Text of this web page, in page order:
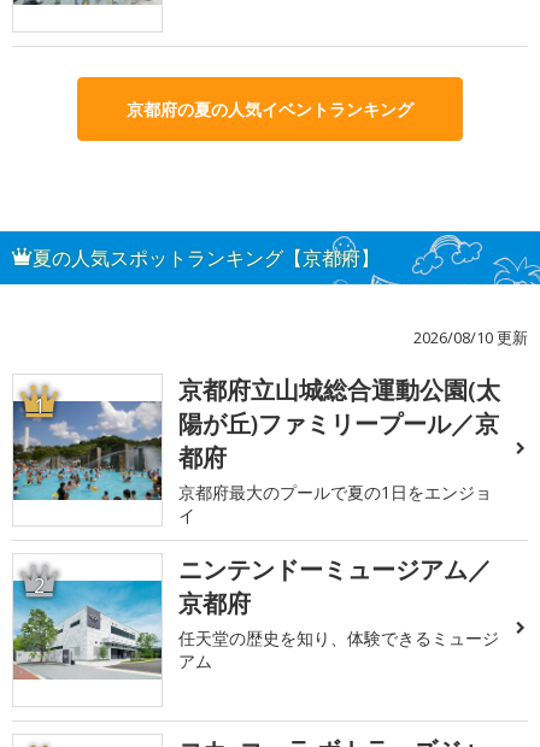
京都府の夏の人気イベントランキング
夏の人気スポットランキング【京都府】
2026/08/10 更新
1
京都府立山城総合運動公園(太
陽が丘)ファミリープール／京
都府
京都府最大のプールで夏の1日をエンジョ
イ
2
ニンテンドーミュージアム／
京都府
任天堂の歴史を知り、体験できるミュージ
アム